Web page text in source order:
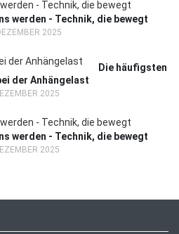
werden - Technik, die bewegt
2025
Die häufigsten
der Anhängelast
2025
werden - Technik, die bewegt
2025